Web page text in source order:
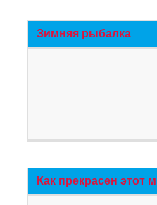
Зимняя рыбалка
Как прекрасен этот